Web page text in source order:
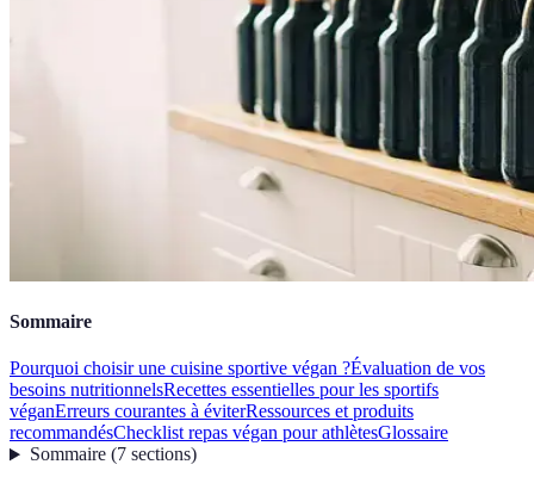
Sommaire
Pourquoi choisir une cuisine sportive végan ?Évaluation de vos
besoins nutritionnelsRecettes essentielles pour les sportifs
véganErreurs courantes à éviterRessources et produits
recommandésChecklist repas végan pour athlètesGlossaire
Sommaire(7 sections)